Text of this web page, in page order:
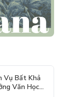
- 6%
Vụ Bất Khả
Văn Học